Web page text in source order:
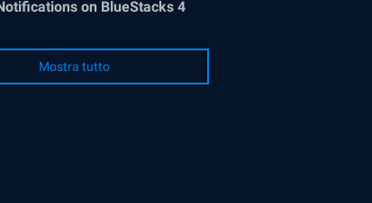
on BlueStacks 4
Mostra tutto